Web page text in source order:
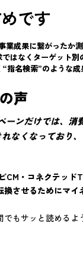
です
業成果に繋がったか
はなくターゲット
指名検索”のような
声
ーンだけでは、
なくなっており
・コネクテッド
させるためにマイ
もサッと読めるよ